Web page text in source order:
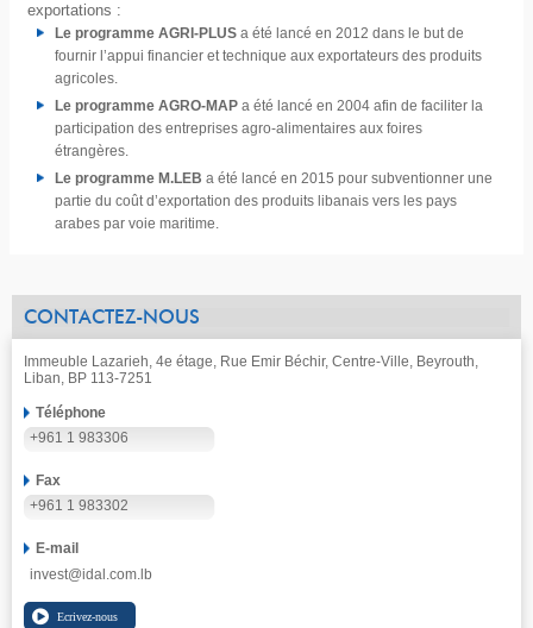
exportations :
Le programme AGRI-PLUS a été lancé en 2012 dans le but de
fournir l’appui financier et technique aux exportateurs des produits
agricoles.
Le programme AGRO-MAP a été lancé en 2004 afin de faciliter la
participation des entreprises agro-alimentaires aux foires
étrangères.
Le programme M.LEB a été lancé en 2015 pour subventionner une
partie du coût d’exportation des produits libanais vers les pays
arabes par voie maritime.
CONTACTEZ-NOUS
Immeuble Lazarieh, 4e étage, Rue Emir Béchir, Centre-Ville, Beyrouth,
Liban, BP 113-7251
Téléphone
+961 1 983306
Fax
+961 1 983302
E-mail
invest@idal.com.lb